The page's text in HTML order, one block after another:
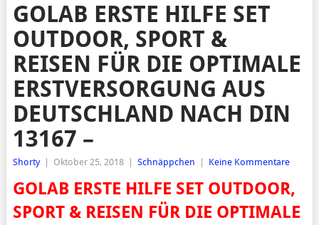
GOLAB ERSTE HILFE SET
OUTDOOR, SPORT &
REISEN FÜR DIE OPTIMALE
ERSTVERSORGUNG AUS
DEUTSCHLAND NACH DIN
13167 –
Shorty Oktober 25, 2018 Schnäppchen Keine Kommentare
GOLAB ERSTE HILFE SET OUTDOOR,
SPORT & REISEN FÜR DIE OPTIMALE